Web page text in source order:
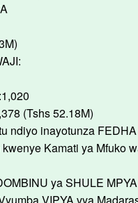
(Tshs 52.18M)
ndiyo inayotunza
Kamati ya Mfuko
ya SHULE
VIPYA vya